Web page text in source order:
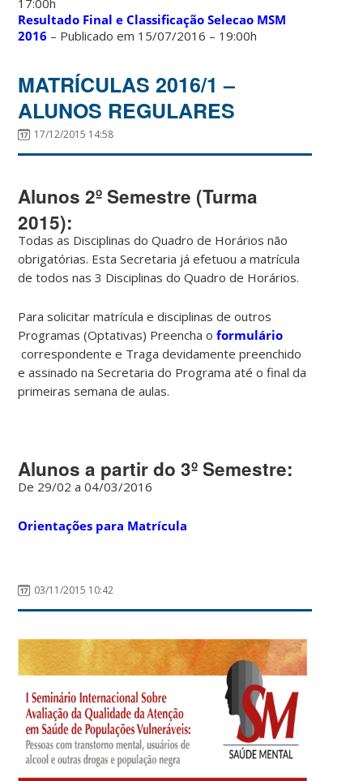
17:00h
Resultado Final e Classificação Selecao MSM
2016 – Publicado em 15/07/2016 – 19:00h
MATRÍCULAS 2016/1 –
ALUNOS REGULARES
17/12/2015 14:58
Alunos 2º Semestre (Turma
2015):
Todas as Disciplinas do Quadro de Horários não
obrigatórias. Esta Secretaria já efetuou a matrícula
de todos nas 3 Disciplinas do Quadro de Horários.
Para solicitar matrícula e disciplinas de outros
Programas (Optativas) Preencha oformulário
correspondente e Traga devidamente preenchido
e assinado na Secretaria do Programa até o final da
primeiras semana de aulas.
Alunos a partir do 3º Semestre:
De 29/02 a 04/03/2016
Orientações para Matrícula
03/11/2015 10:42